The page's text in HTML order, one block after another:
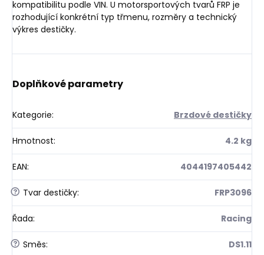
kompatibilitu podle VIN. U motorsportových tvarů FRP je
rozhodující konkrétní typ třmenu, rozměry a technický
výkres destičky.
Doplňkové parametry
Kategorie: Brzdové destičky
Hmotnost: 4.2 kg
EAN: 4044197405442
? Tvar destičky: FRP3096
Řada: Racing
? Směs: DS1.11